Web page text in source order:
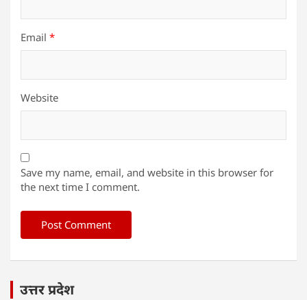
Email *
Website
Save my name, email, and website in this browser for
the next time I comment.
उत्तर प्रदेश